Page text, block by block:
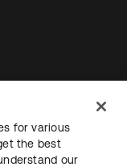
geöffnet
for various
the best
our